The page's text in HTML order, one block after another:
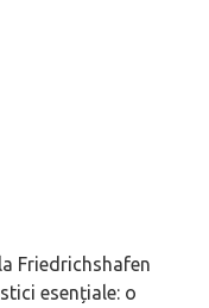
Friedrichshafen
esențiale: o